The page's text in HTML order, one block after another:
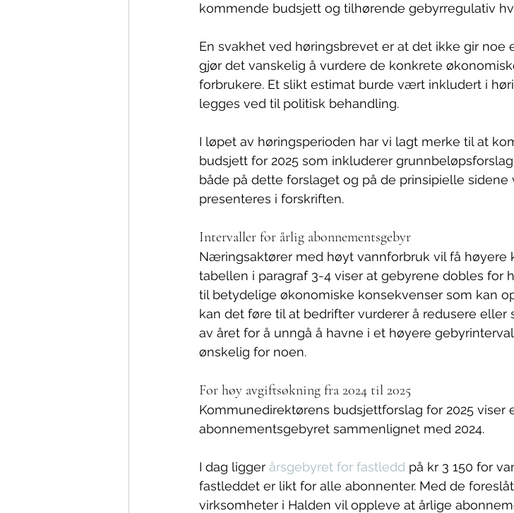
kommende budsjett og tilhørende gebyrregulativ
En svakhet ved høringsbrevet er at det ikke gir noe
gjør det vanskelig å vurdere de konkrete
forbrukere. Et slikt estimat burde vært inkludert i
legges ved til politisk behandling.
I løpet av høringsperioden har vi lagt merke til at
budsjett for 2025 som inkluderer
både på dette forslaget og på de prinsipielle
presenteres i forskriften.
Intervaller for årlig abonnementsgebyr
Næringsaktører med høyt vannforbruk vil få høyere
tabellen i paragraf 3-4 viser at gebyrene dobles for
til betydelige økonomiske konsekvenser som kan
kan det føre til at bedrifter vurderer å redusere
av året for å unngå å havne i et høyere
ønskelig for noen.
For høy avgiftsøkning fra 2024 til 2025
Kommunedirektørens budsjettforslag for 2025
abonnementsgebyret sammenlignet med 2024.
I dag ligger årsgebyret for fastledd på kr 3 150 for
fastleddet er likt for alle abonnenter. Med de
virksomheter i Halden vil oppleve at årlige